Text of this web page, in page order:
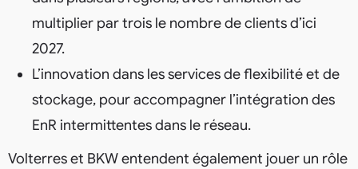
multiplier par trois le nombre de clients d’ici
2027.
L’innovation dans les services de flexibilité et de
stockage, pour accompagner l’intégration des
EnR intermittentes dans le réseau.
Volterres et BKW entendent également jouer un rôle